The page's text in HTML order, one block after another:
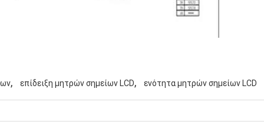
, επίδειξη μητρών σημείων LCD, ενότητα μητρών σημείων LCD